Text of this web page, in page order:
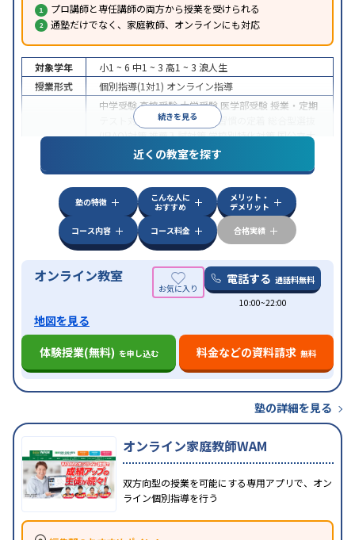
プロ講師と専任講師の両方から授業を受けられる
通塾だけでなく、家庭教師、オンラインにも対応
続きを見る
対象学年 小1 ~ 6 中1 ~ 3 高1 ~ 3 浪人生
授業形式
個別指導(1対1) オンライン指導
中学受験高校受験大学受験 医学部受験 授業・定期
テスト対策
内申点対策 学習習慣の定着
(旧AO)対策推薦入試対策学校別特化対策国公立大
私大対策共通テスト対策
英語・英会話特化
特徴
中高一貫校生に対応授業の振替可能 不登校生に対
オンライン対応 1科目から受講可能季節講習の
みの受講可
自習室あり
近くの教室を探す
塾の特徴
こんな人に
おすすめ
メリット・
デメリット
コース内容
コース料金 合格実績
オンライン教室 電話する 通話料無料
10:00~22:00
地図を見る
体験授業(無料) を申し込む 料金などの資料請求 無料
塾の詳細を見る
オンライン家庭教師WAM
双方向型の授業を可能にする専用アプリで、オン
ライン個別指導を行う